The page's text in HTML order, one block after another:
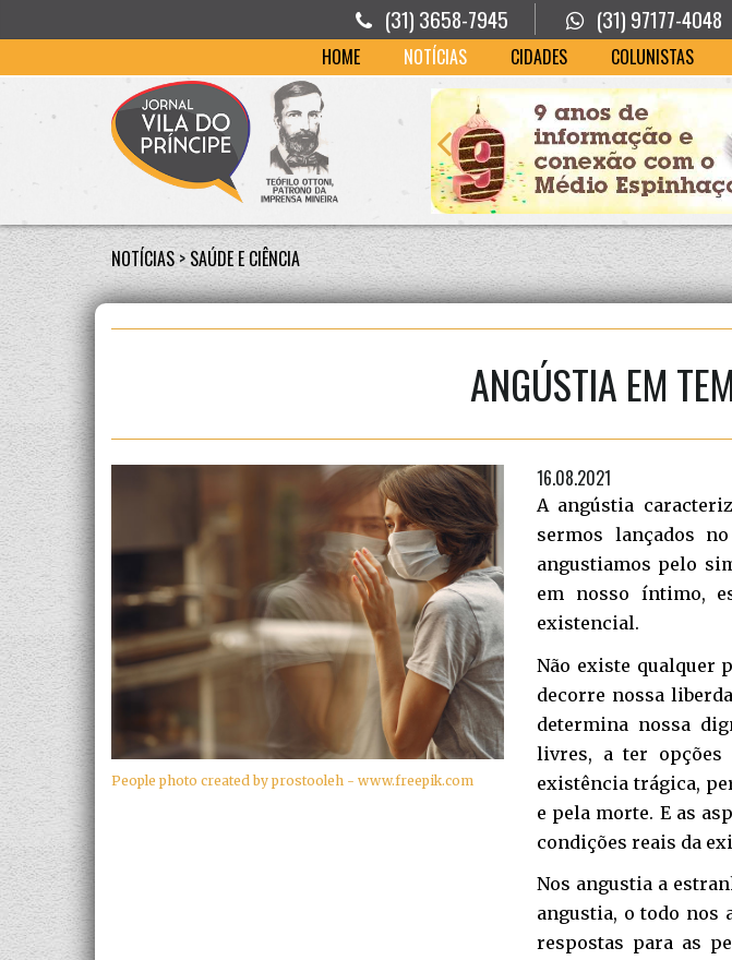
(31) 3658-7945 (31) 97177-4048
HOME NOTÍCIAS CIDADES COLUNISTAS
NOTÍCIAS>SAÚDE E CIÊNCIA
ANGÚSTIA EM
People photo created by prostooleh - www.freepik.com
16.08.2021
A angústia
sermos lançados
angustiamos pelo
em nosso íntimo,
existencial.
Não existe qualquer
decorre nossa
determina nossa
livres, a ter opções
existência trágica,
e pela morte. E as
condições reais da
Nos angustia a
angustia, o todo nos
respostas para as